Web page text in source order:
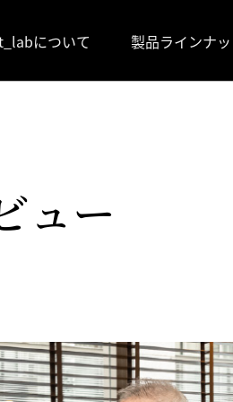
について 製品ラインナ
ュー